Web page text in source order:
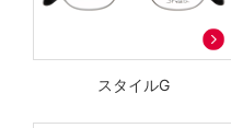
スタイルG